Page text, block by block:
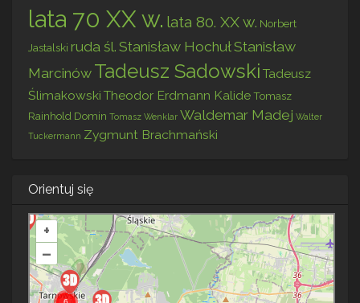
lata 70 XX w. lata 80. XX w. Norbert
Jastalski ruda śl. Stanisław HochułStanisław
Marcinów Tadeusz Sadowski Tadeusz
Ślimakowski Theodor Erdmann KalideTomasz
Rainhold Domin Tomasz Wenklar Waldemar Madej Walter
Tuckermann Zygmunt Brachmański
Orientuj się
+
–